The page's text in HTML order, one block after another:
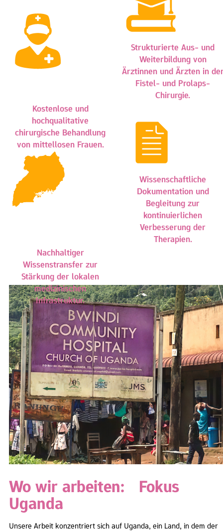
Kostenlose und
hochqualitative
chirurgische Behandlung
von mittellosen Frauen.
Strukturierte Aus- und
Weiterbildung von
Ärztinnen und Ärzten in
Fistel- und Prolaps-
Chirurgie.
Nachhaltiger
Wissenstransfer zur
Stärkung der lokalen
medizinischen
Infrastruktur.
Wissenschaftliche
Dokumentation und
Begleitung zur
kontinuierlichen
Verbesserung der
Therapien.
Wo wir arbeiten: Fokus
Uganda
Unsere Arbeit konzentriert sich auf Uganda, ein Land, in dem der